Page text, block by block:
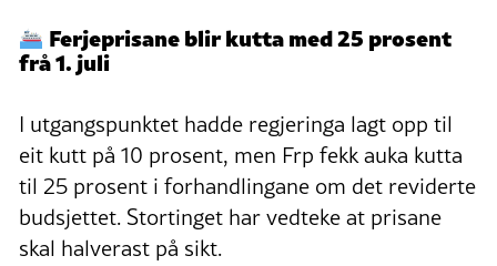
Ferjeprisane blir kutta med 25 prosent
frå 1. juli
I utgangspunktet hadde regjeringa lagt opp til
eit kutt på 10 prosent, men Frp fekk auka kutta
til 25 prosent i forhandlingane om det reviderte
budsjettet. Stortinget har vedteke at prisane
skal halverast på sikt.